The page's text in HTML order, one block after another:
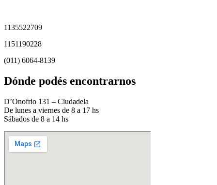
1135522709
1151190228
(011) 6064-8139
Dónde podés encontrarnos
D’Onofrio 131 – Ciudadela
De lunes a viernes de 8 a 17 hs
Sábados de 8 a 14 hs